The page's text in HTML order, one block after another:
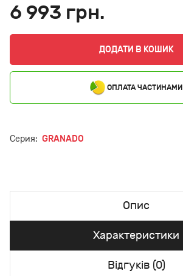
6 993 грн.
ДОДАТИ В КОШИК
ОПЛАТА ЧАСТИНАМИ
Серия: GRANADO
Опис
Характеристики
Відгуків (0)